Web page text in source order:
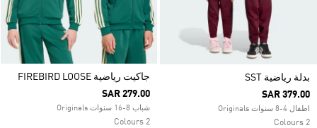
بدلة رياضية SST
SAR 379.00
اطفال 4-8 سنوات Originals
2 Colours
جاكيت رياضية FIREBIRD LOOSE
SAR 279.00
شباب 8-16 سنوات Originals
2 Colours